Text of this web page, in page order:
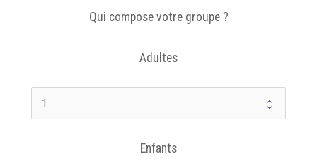
Qui compose votre groupe ?
Adultes
Enfants